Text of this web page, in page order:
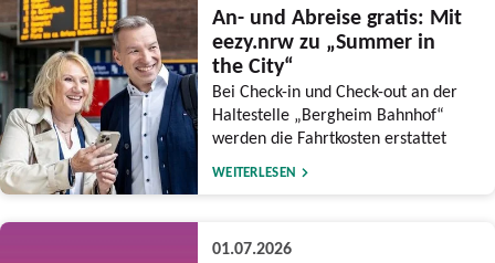
An- und Abreise gratis: Mit
eezy.nrw zu „Summer in
the City“
Bei Check-in und Check-out an der
Haltestelle „Bergheim Bahnhof“
werden die Fahrtkosten erstattet
WEITERLESEN
01.07.2026